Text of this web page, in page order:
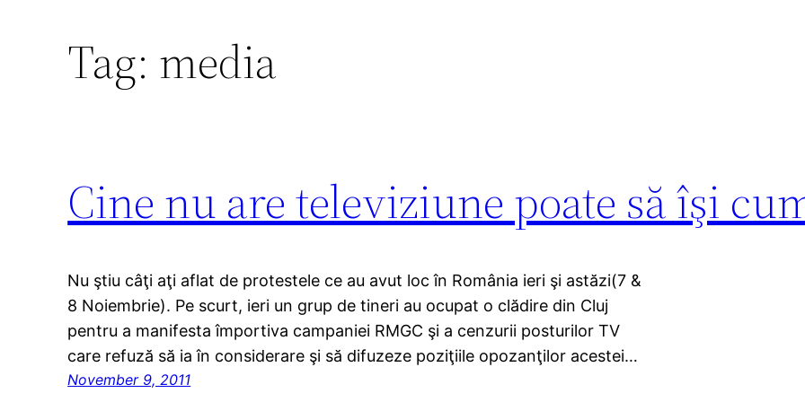
Tag: media
Cine nu are televiziune poate să îşi
Nu ştiu câţi aţi aflat de protestele ce au avut loc în România ieri şi astăzi(7 &
8 Noiembrie). Pe scurt, ieri un grup de tineri au ocupat o clădire din Cluj
pentru a manifesta împortiva campaniei RMGC şi a cenzurii posturilor TV
care refuză să ia în considerare şi să difuzeze poziţiile opozanţilor acestei…
November 9, 2011